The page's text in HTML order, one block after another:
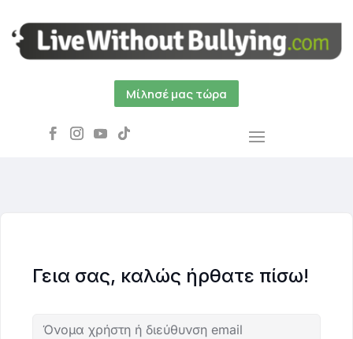
Μίλησέ μας τώρα
Γεια σας, καλώς ήρθατε πίσω!